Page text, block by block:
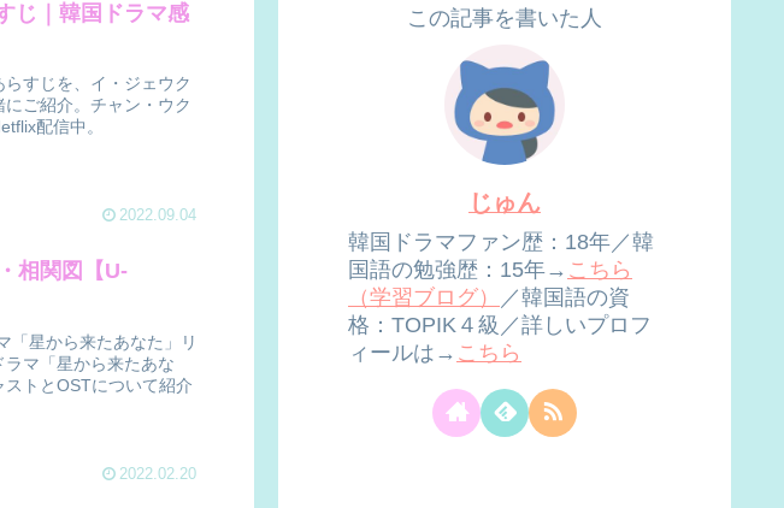
じ｜韓国ドラマ感
すじを、イ・ジェウク
ご紹介。チャン・ウク
配信中。
2022.09.04
相関図【U-
「星から来たあなた」リ
ラマ「星から来たあな
トとOSTについて紹介
2022.02.20
この記事を書いた人
じゅん
韓国ドラマファン歴：18年／韓
国語の勉強歴：15年→ こちら
（学習ブログ）
／韓国語の資
格：TOPIK４級／詳しいプロフ
ィールは→ こちら